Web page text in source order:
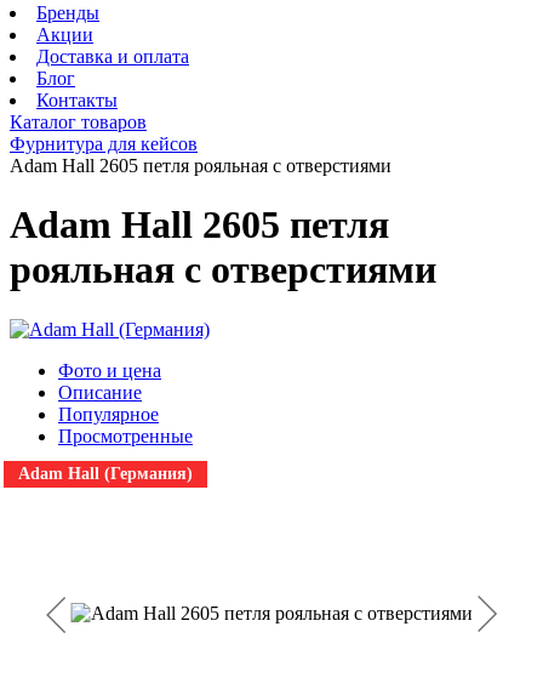
Бренды
Акции
Доставка и оплата
Блог
Контакты
Каталог товаров
Фурнитура для кейсов
Adam Hall 2605 петля рояльная с отверстиями
Adam Hall 2605 петля
рояльная с отверстиями
Фото и цена
Описание
Популярное
Просмотренные
Adam Hall (Германия)